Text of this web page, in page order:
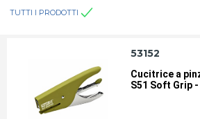
TUTTI I PRODOTTI
53152
Cucitrice a
S51 Soft Grip